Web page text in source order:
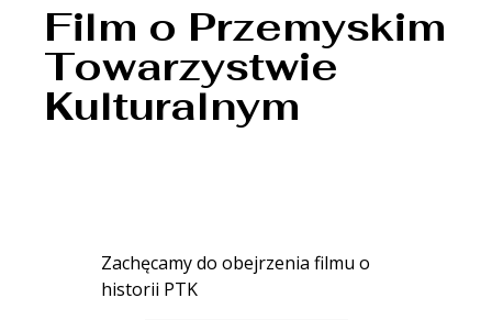
Film o Przemyskim
Towarzystwie
Kulturalnym
Zachęcamy do obejrzenia filmu o
historii PTK